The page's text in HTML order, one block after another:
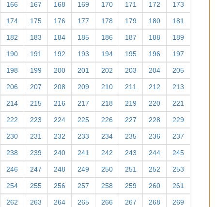
166 167 168 169 170 171 172 173
174 175 176 177 178 179 180 181
182 183 184 185 186 187 188 189
190 191 192 193 194 195 196 197
198 199 200 201 202 203 204 205
206 207 208 209 210 211 212 213
214 215 216 217 218 219 220 221
222 223 224 225 226 227 228 229
230 231 232 233 234 235 236 237
238 239 240 241 242 243 244 245
246 247 248 249 250 251 252 253
254 255 256 257 258 259 260 261
262 263 264 265 266 267 268 269